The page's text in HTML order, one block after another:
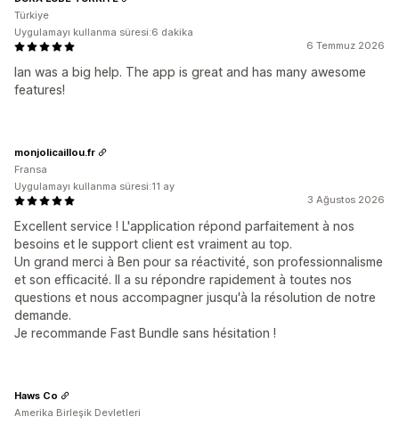
6 Temmuz 2026
Ian was a big help. The app is great and has many awesome
features!
Türkiye
Uygulamayı kullanma süresi:6 dakika
3 Ağustos 2026
Excellent service ! L'application répond parfaitement à nos
besoins et le support client est vraiment au top.
Un grand merci à Ben pour sa réactivité, son professionnalisme
et son efficacité. Il a su répondre rapidement à toutes nos
questions et nous accompagner jusqu'à la résolution de notre
demande.
Je recommande Fast Bundle sans hésitation !
monjolicaillou.fr
Fransa
Uygulamayı kullanma süresi:11 ay
Haws Co
Amerika Birleşik Devletleri